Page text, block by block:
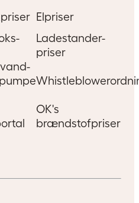
Elpriser
Ladestander-
priser
OK's
brændstofpriser